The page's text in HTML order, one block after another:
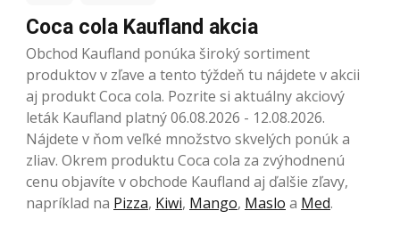
Coca cola Kaufland akcia
Obchod Kaufland ponúka široký sortiment
produktov v zľave a tento týždeň tu nájdete v akcii
aj produkt Coca cola. Pozrite si aktuálny akciový
leták Kaufland platný 06.08.2026 - 12.08.2026.
Nájdete v ňom veľké množstvo skvelých ponúk a
zliav. Okrem produktu Coca cola za zvýhodnenú
cenu objavíte v obchode Kaufland aj ďalšie zľavy,
napríklad na Pizza, Kiwi, Mango, Maslo a Med.